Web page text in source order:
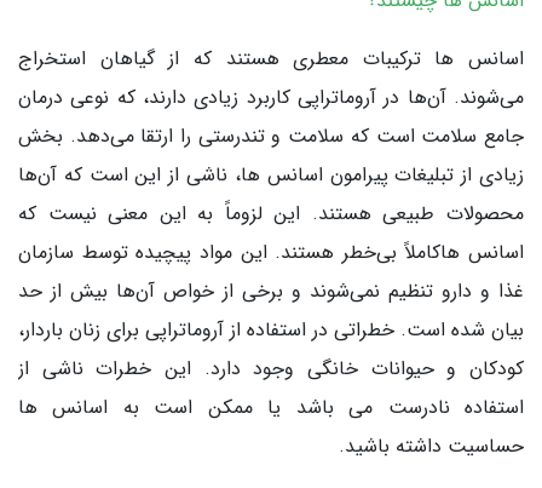
اسانس ها ترکیبات معطری هستند که از گیاهان استخراج
می‌شوند. آن‌ها در آروماتراپی کاربرد زیادی دارند، که نوعی درمان
جامع سلامت است که سلامت و تندرستی را ارتقا می‌دهد. بخش
زیادی از تبلیغات پیرامون اسانس ها، ناشی از این است که آن‌ها
محصولات طبیعی هستند. این لزوماً به این معنی نیست که
اسانس هاکاملاً بی‌خطر هستند. این مواد پیچیده توسط سازمان
غذا و دارو تنظیم نمی‌شوند و برخی از خواص آن‌ها بیش از حد
بیان شده است. خطراتی در استفاده از آروماتراپی برای زنان باردار،
کودکان و حیوانات خانگی وجود دارد. این خطرات ناشی از
استفاده نادرست می باشد یا ممکن است به اسانس ها
حساسیت داشته باشید.